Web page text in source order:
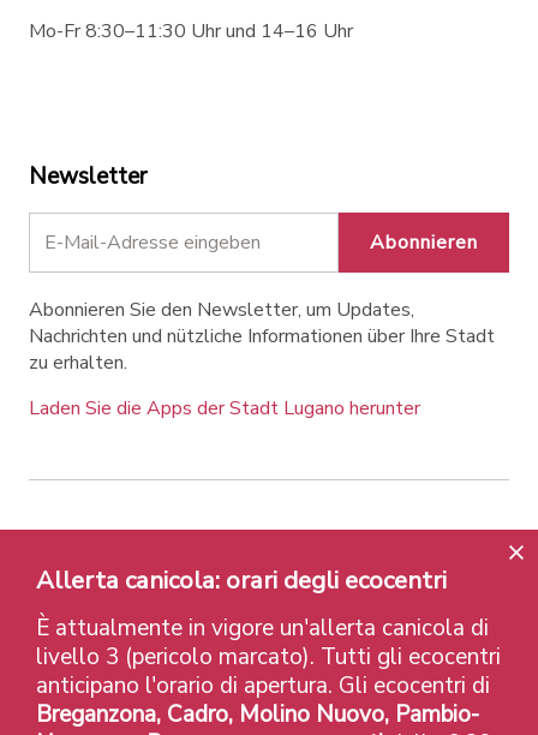
Mo-Fr 8:30–11:30 Uhr und 14–16 Uhr
Newsletter
Abonnieren
Abonnieren Sie den Newsletter, um Updates,
Nachrichten und nützliche Informationen über Ihre Stadt
zu erhalten.
Laden Sie die Apps der Stadt Lugano herunter
Contatti Links
Rechtlicher Hinweis
Datenschutzrichtlinie
Labels und Auszeichnungen
Credits
© 2026 Città di Lugano
Allerta canicola: orari degli ecocentri
È attualmente in vigore un'allerta canicola di
livello 3 (pericolo marcato). Tutti gli ecocentri
anticipano l'orario di apertura. Gli ecocentri di
Breganzona, Cadro, Molino Nuovo, Pambio-